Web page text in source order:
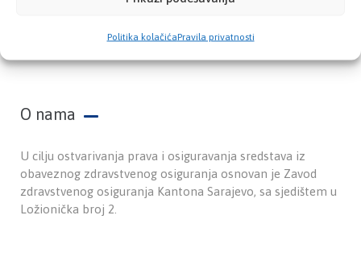
Politika kolačićaPravila privatnosti
O nama
U cilju ostvarivanja prava i osiguravanja sredstava iz
obaveznog zdravstvenog osiguranja osnovan je Zavod
zdravstvenog osiguranja Kantona Sarajevo, sa sjedištem u
Ložionička broj 2.